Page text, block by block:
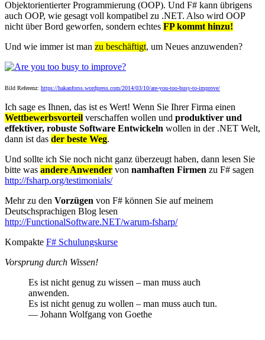
Objektorientierter Programmierung (OOP). Und F# kann übrigens
auch OOP, wie gesagt voll kompatibel zu .NET. Also wird OOP
nicht über Bord geworfen, sondern echtes FP kommt hinzu!
Und wie immer ist man zu beschäftigt, um Neues anzuwenden?
Bild Referenz: https://hakanforss.wordpress.com/2014/03/10/are-you-too-busy-to-improve/
Ich sage es Ihnen, das ist es Wert! Wenn Sie Ihrer Firma einen
Wettbewerbsvorteil verschaffen wollen und produktiver und
effektiver, robuste Software Entwickeln wollen in der .NET Welt,
dann ist das der beste Weg.
Und sollte ich Sie noch nicht ganz überzeugt haben, dann lesen Sie
bitte was andere Anwender von namhaften Firmen zu F# sagen
http://fsharp.org/testimonials/
Mehr zu den Vorzügen von F# können Sie auf meinem
Deutschsprachigen Blog lesen
http://FunctionalSoftware.NET/warum-fsharp/
Kompakte F# Schulungskurse
Vorsprung durch Wissen!
Es ist nicht genug zu wissen – man muss auch
anwenden.
Es ist nicht genug zu wollen – man muss auch tun.
— Johann Wolfgang von Goethe